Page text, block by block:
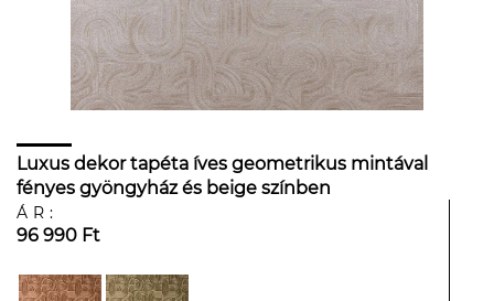
Luxus dekor tapéta íves geometrikus mintával
fényes gyöngyház és beige színben
ÁR:
96 990 Ft